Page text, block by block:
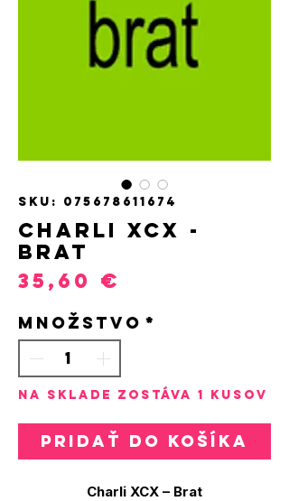
SKU: 075678611674
CHARLI XCX -
BRAT
35,60 €
Množstvo *
Na sklade zostáva 1 kusov
Pridať do košíka
Charli XCX – Brat